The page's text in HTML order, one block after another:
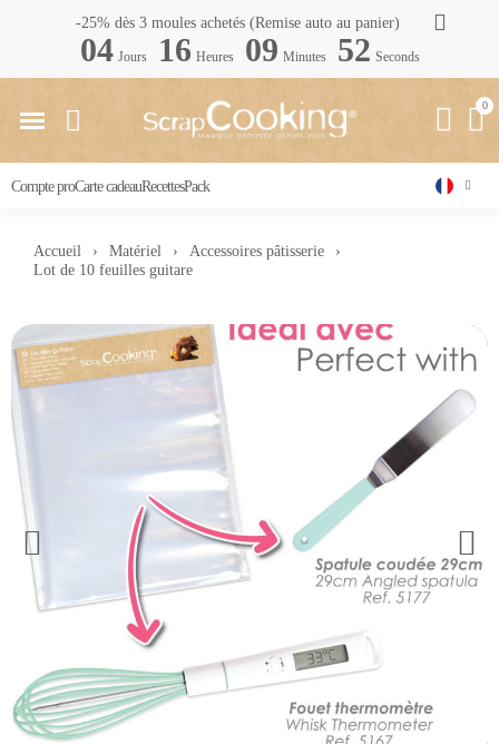
-25% dès 3 moules achetés (Remise auto au panier)
04 Jours 16 Heures 09 Minutes 51 Seconds
Compte proCarte cadeauRecettesPack
Accueil Matériel
Accessoires pâtisserie
Lot de 10 feuilles guitare